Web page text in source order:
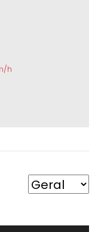
h